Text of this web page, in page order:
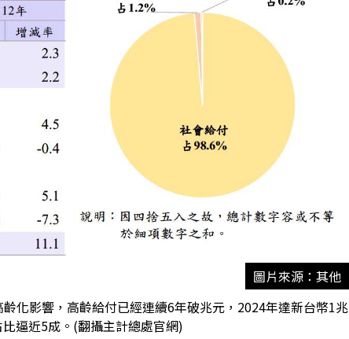
圖片來源：其他
化影響，高齡給付已經連續6年破兆元，2024年達新台幣1兆
逼近5成。(翻攝主計總處官網)